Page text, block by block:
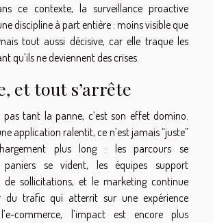
ce contexte, la surveillance proactive
discipline à part entière : moins visible que
tout aussi décisive, car elle traque les
qu’ils ne deviennent des crises.
et tout s’arrête
pas tant la panne, c’est son effet domino.
application ralentit, ce n’est jamais “juste”
plus long : les parcours se
paniers se vident, les équipes support
de sollicitations, et le marketing continue
du trafic qui atterrit sur une expérience
commerce, l’impact est encore plus